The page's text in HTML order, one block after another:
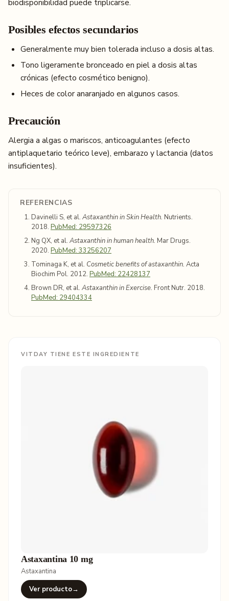
biodisponibilidad puede triplicarse.
Posibles efectos secundarios
Generalmente muy bien tolerada incluso a dosis altas.
Tono ligeramente bronceado en piel a dosis altas
crónicas (efecto cosmético benigno).
Heces de color anaranjado en algunos casos.
Precaución
Alergia a algas o mariscos, anticoagulantes (efecto
antiplaquetario teórico leve), embarazo y lactancia (datos
insuficientes).
REFERENCIAS
Davinelli S, et al. Astaxanthin in Skin Health. Nutrients.
2018. PubMed: 29597326
Ng QX, et al. Astaxanthin in human health. Mar Drugs.
2020. PubMed: 33256207
Tominaga K, et al. Cosmetic benefits of astaxanthin. Acta
Biochim Pol. 2012. PubMed: 22428137
Brown DR, et al. Astaxanthin in Exercise. Front Nutr. 2018.
PubMed: 29404334
VITDAY TIENE ESTE INGREDIENTE
Astaxantina 10 mg
Astaxantina
Ver producto→